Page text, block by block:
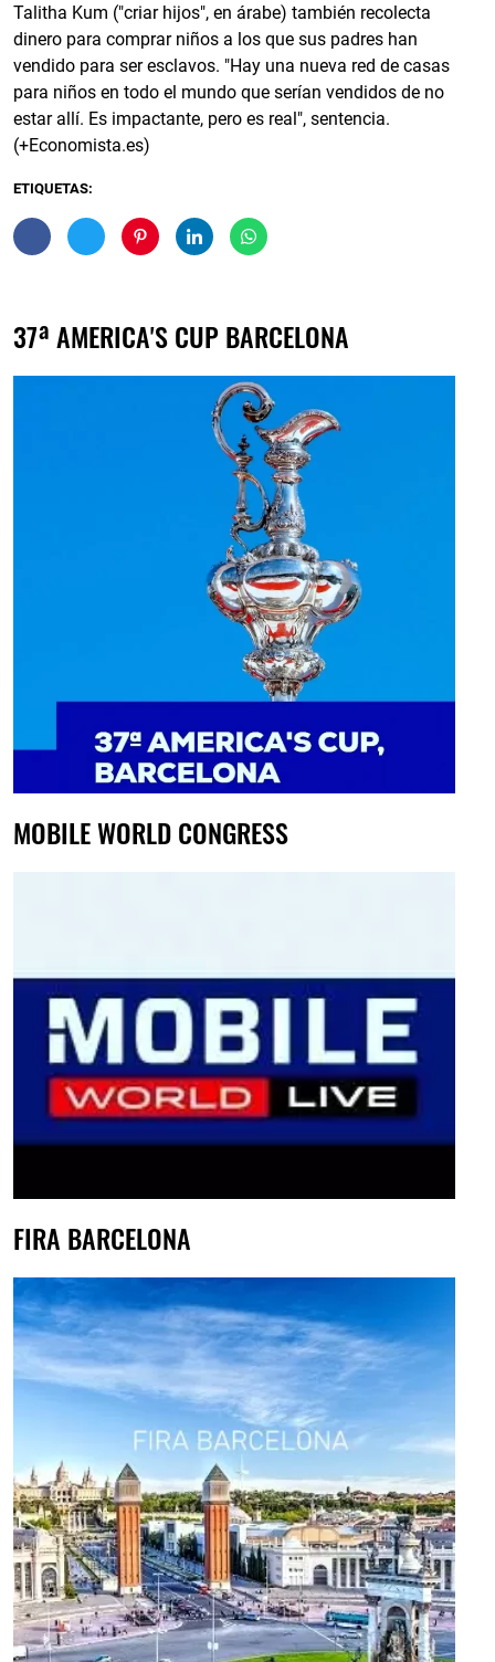
Talitha Kum ("criar hijos", en árabe) también recolecta
dinero para comprar niños a los que sus padres han
vendido para ser esclavos. "Hay una nueva red de casas
para niños en todo el mundo que serían vendidos de no
estar allí. Es impactante, pero es real", sentencia.
(+Economista.es)
ETIQUETAS:
37ª AMERICA'S CUP BARCELONA
MOBILE WORLD CONGRESS
FIRA BARCELONA